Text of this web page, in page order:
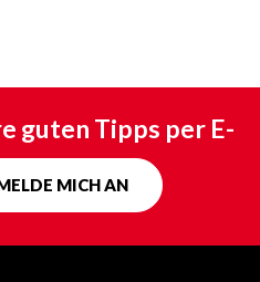
guten Tipps per E-
MICH AN